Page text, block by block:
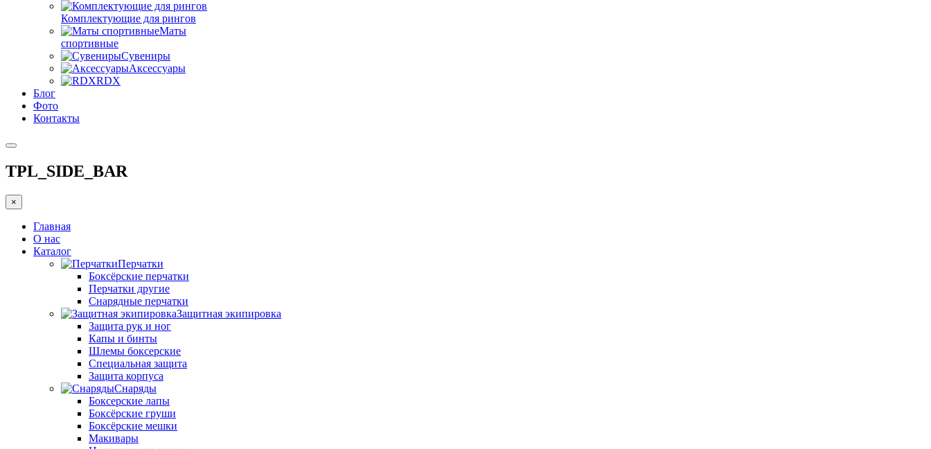
Комплектующие для рингов
Маты
спортивные
Сувениры
Аксессуары
RDX
Блог
Фото
Контакты
TPL_SIDE_BAR
×
Главная
О нас
Каталог
Перчатки
Боксёрские перчатки
Перчатки другие
Снарядные перчатки
Защитная экипировка
Защита рук и ног
Капы и бинты
Шлемы боксерские
Специальная защита
Защита корпуса
Снаряды
Боксерские лапы
Боксёрские груши
Боксёрские мешки
Макивары